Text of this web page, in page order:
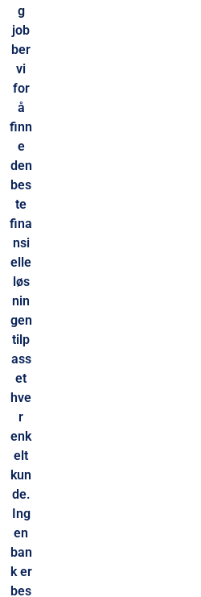
g
job
ber
vi
for
å
finn
e
den
bes
te
fina
nsi
elle
løs
nin
gen
tilp
ass
et
hve
r
enk
elt
kun
de.
Ing
en
ban
k er
bes